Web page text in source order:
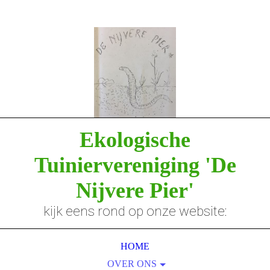
Ekologische
Tuiniervereniging 'De
Nijvere Pier'
kijk eens rond op onze website:
HOME
OVER ONS